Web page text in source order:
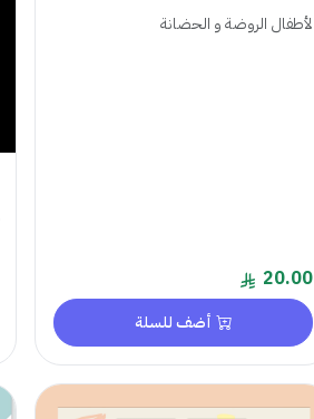
لأطفال الروضة و الحضانة
20.00
أضف للسلة